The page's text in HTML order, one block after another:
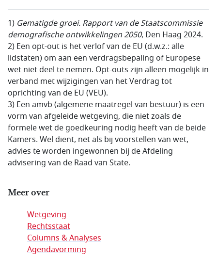
1) Gematigde groei. Rapport van de Staatscommissie
demografische ontwikkelingen 2050, Den Haag 2024.
2) Een opt-out is het verlof van de EU (d.w.z.: alle
lidstaten) om aan een verdragsbepaling of Europese
wet niet deel te nemen. Opt-outs zijn alleen mogelijk in
verband met wijzigingen van het Verdrag tot
oprichting van de EU (VEU).
3) Een amvb (algemene maatregel van bestuur) is een
vorm van afgeleide wetgeving, die niet zoals de
formele wet de goedkeuring nodig heeft van de beide
Kamers. Wel dient, net als bij voorstellen van wet,
advies te worden ingewonnen bij de Afdeling
advisering van de Raad van State.
Meer over
Wetgeving
Rechtsstaat
Columns & Analyses
Agendavorming